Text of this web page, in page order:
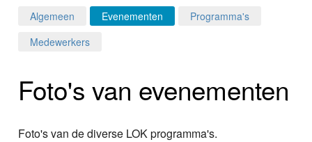
Programma's
Nieuws
Algemeen Evenementen
Programma's
Medewerkers
Foto's van evenementen
Foto's van de diverse LOK programma's.